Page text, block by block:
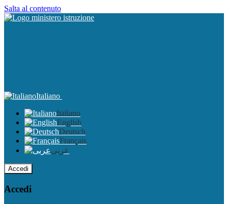
Salta al contenuto
Italiano
Italiano
English
Deutsch
Français
عربى
Accedi
Accedi